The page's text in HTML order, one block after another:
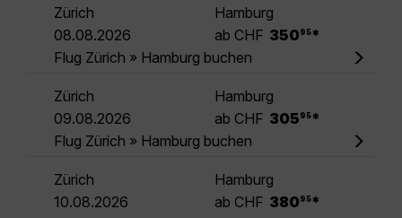
Zürich
Hamburg
08.08.2026
ab CHF 350 95 *
Flug Zürich » Hamburg buchen
Zürich
Hamburg
09.08.2026
ab CHF 305 95 *
Flug Zürich » Hamburg buchen
Zürich
Hamburg
10.08.2026
ab CHF 380 95 *